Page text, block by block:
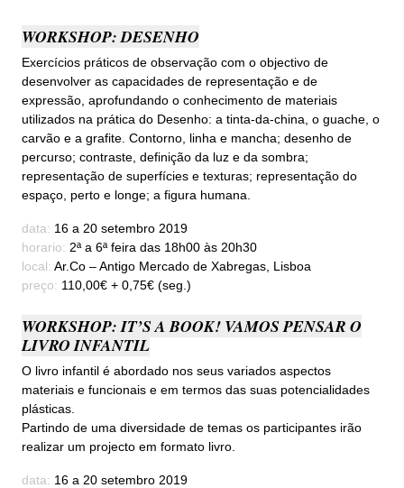
WORKSHOP: DESENHO
Exercícios práticos de observação com o objectivo de
desenvolver as capacidades de representação e de
expressão, aprofundando o conhecimento de materiais
utilizados na prática do Desenho: a tinta-da-china, o guache, o
carvão e a grafite. Contorno, linha e mancha; desenho de
percurso; contraste, definição da luz e da sombra;
representação de superfícies e texturas; representação do
espaço, perto e longe; a figura humana.
data: 16 a 20 setembro 2019
horario: 2ª a 6ª feira das 18h00 às 20h30
local: Ar.Co – Antigo Mercado de Xabregas, Lisboa
preço: 110,00€ + 0,75€ (seg.)
WORKSHOP: IT’S A BOOK! VAMOS PENSAR O
LIVRO INFANTIL
O livro infantil é abordado nos seus variados aspectos
materiais e funcionais e em termos das suas potencialidades
plásticas.
Partindo de uma diversidade de temas os participantes irão
realizar um projecto em formato livro.
data: 16 a 20 setembro 2019